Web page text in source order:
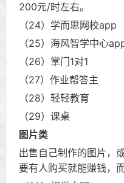
200元/时左右。
（24）学而思网校app
（25）海风智学中心
（26）掌门1对1
（27）作业帮答主
（28）轻轻教育
（29）课桌
图片类
出售自己制作的图片，
要有人购买就能赚钱，